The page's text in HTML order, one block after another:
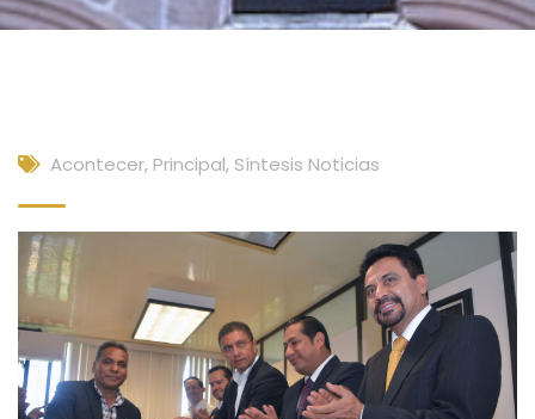
Acontecer, Principal, Síntesis Noticias